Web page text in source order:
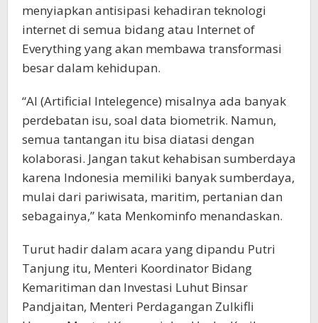
menyiapkan antisipasi kehadiran teknologi
internet di semua bidang atau Internet of
Everything yang akan membawa transformasi
besar dalam kehidupan.
“AI (Artificial Intelegence) misalnya ada banyak
perdebatan isu, soal data biometrik. Namun,
semua tantangan itu bisa diatasi dengan
kolaborasi. Jangan takut kehabisan sumberdaya
karena Indonesia memiliki banyak sumberdaya,
mulai dari pariwisata, maritim, pertanian dan
sebagainya,” kata Menkominfo menandaskan.
Turut hadir dalam acara yang dipandu Putri
Tanjung itu, Menteri Koordinator Bidang
Kemaritiman dan Investasi Luhut Binsar
Pandjaitan, Menteri Perdagangan Zulkifli